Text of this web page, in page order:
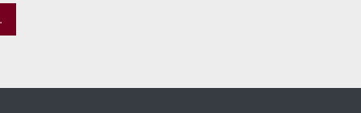
АЛЛЕЯ МУЗЕЕВ